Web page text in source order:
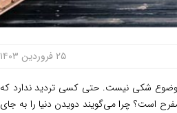
۲۵ فروردین ۱۴۰۳
شکی نیست. حتی کسی تردید ندارد که
است؟ چرا می‌گویند دویدن دنیا را به جای